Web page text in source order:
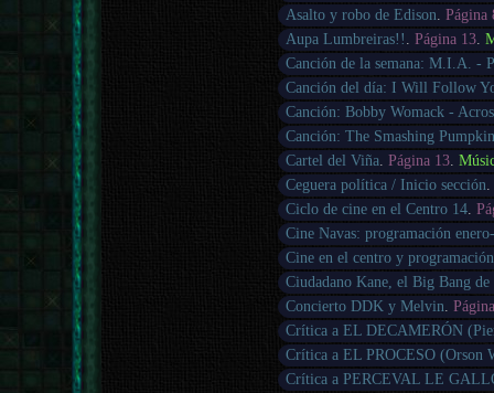
Asalto y robo de Edison .Página
Aupa Lumbreiras!!
.Página 13 .
Canción de la semana: M.I.A. -
Canción del día: I Will Follow
Canción: Bobby Womack -
Canción: The Smashing
Cartel del Viña .Página 13 .
Ceguera política / Inicio sección
Ciclo de cine en el Centro 14 .
Cine Navas: programación
Cine en el centro y
Ciudadano Kane, el Big Bang
Concierto DDK y Melvin .
Crítica a EL DECAMERÓN
Crítica a EL PROCESO (Orson
Crítica a PERCEVAL LE